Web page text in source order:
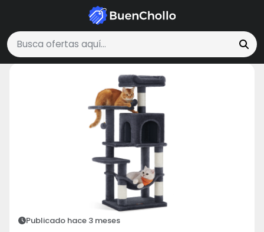
Buscar ofertas
MascotasÁrbol FEANDREA para Gatos 112 cm: 4 Postes, 2
Publicado hace 3 meses